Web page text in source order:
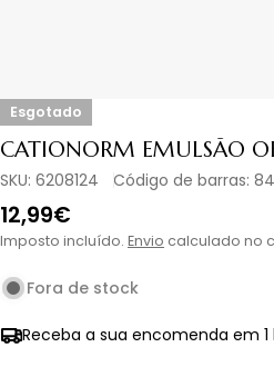
Esgotado
CATIONORM EMULSÃO
SKU: 6208124 Código de barras:
Preço
normal
12,99€
Imposto incluído. Envio calculado no
Fora de stock
Receba a sua encomenda em